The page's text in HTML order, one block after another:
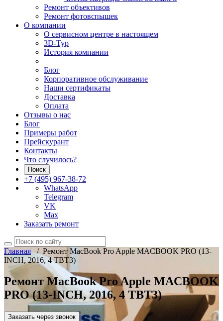
Ремонт объективов
Ремонт фотовспышек
О компании
О сервисном центре в настоящем
3D-Тур
История компании
Блог
Корпоративное обслуживание
Наши сертификаты
Доставка
Оплата
Отзывы о нас
Блог
Примеры работ
Прейскурант
Контакты
Что случилось?
Поиск
+7 (495) 967-38-72
WhatsApp
Telegram
VK
Max
Заказать ремонт
Главная/ Ремонт MacBook Pro Apple MACBOOK PRO (13-
INCH, 2016, 4 TBT3)
Ремонт MacBook Pro Apple MACBOOK
PRO (13-INCH, 2016, 4 TBT3)
Заказать через звонок